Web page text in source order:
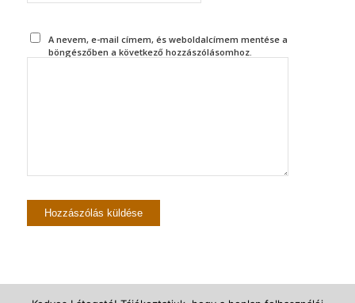
A nevem, e-mail címem, és weboldalcímem mentése a
böngészőben a következő hozzászólásomhoz.